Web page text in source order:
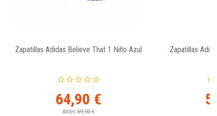
Zapatillas Adidas Believe That 1 Niño Azul
64,90 €
Antes 69,90 €
Zapatillas